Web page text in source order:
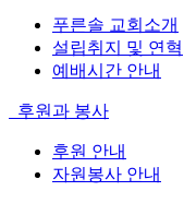
푸른솔 교회소개
설립취지 및 연혁
예배시간 안내
후원과 봉사
후원 안내
자원봉사 안내